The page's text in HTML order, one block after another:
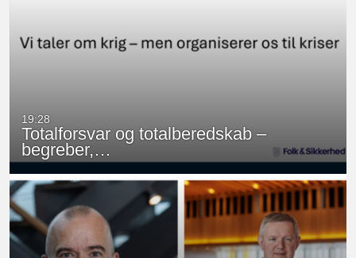
19:28
Totalforsvar og totalberedskab –
begreber,…